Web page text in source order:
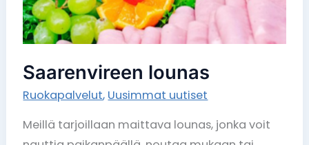
Saarenvireen lounas
Ruokapalvelut, Uusimmat uutiset
Meillä tarjoillaan maittava lounas, jonka voit